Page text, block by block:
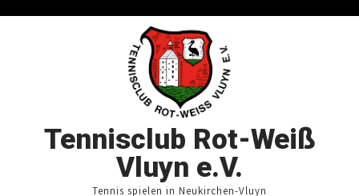
Tennisclub Rot-Weiß
Vluyn e.V.
Tennis spielen in Neukirchen-Vluyn